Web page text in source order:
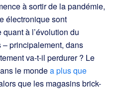
à sortir de la pandémie,
électronique sont
à l’évolution du
principalement, dans
va-t-il perdurer ? Le
le mondea plus que
que les magasins brick-